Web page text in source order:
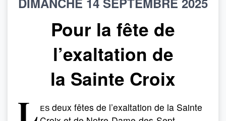
Pour la fête de
l’exaltation de
la Sainte Croix
L es deux fêtes de l’exaltation de la Sainte